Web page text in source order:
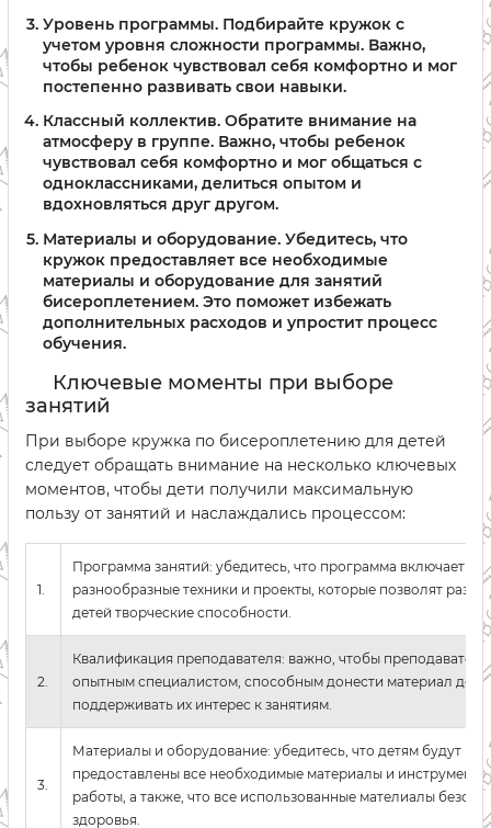
Уровень программы. Подбирайте кружок с
учетом уровня сложности программы. Важно,
чтобы ребенок чувствовал себя комфортно и мог
постепенно развивать свои навыки.
Классный коллектив. Обратите внимание на
атмосферу в группе. Важно, чтобы ребенок
чувствовал себя комфортно и мог общаться с
одноклассниками, делиться опытом и
вдохновляться друг другом.
Материалы и оборудование. Убедитесь, что
кружок предоставляет все необходимые
материалы и оборудование для занятий
бисероплетением. Это поможет избежать
дополнительных расходов и упростит процесс
обучения.
Ключевые моменты при выборе
занятий
При выборе кружка по бисероплетению для детей
следует обращать внимание на несколько ключевых
моментов, чтобы дети получили максимальную
пользу от занятий и наслаждались процессом:
1.
Программа занятий: убедитесь, что программа включает в
разнообразные техники и проекты, которые позволят
детей творческие способности.
2.
Квалификация преподавателя: важно, чтобы
опытным специалистом, способным донести материал
поддерживать их интерес к занятиям.
3.
Материалы и оборудование: убедитесь, что детям будут
предоставлены все необходимые материалы и
работы, а также, что все использованные мателиалы
здоровья.